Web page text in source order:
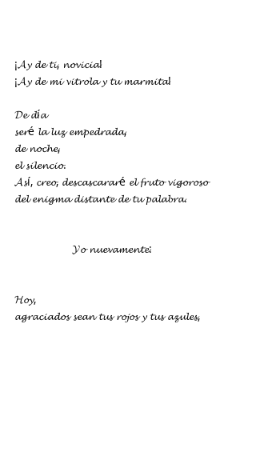
¡𝓐𝔂 𝓭𝓮 𝓽𝓲, 𝓷𝓸𝓿𝓲𝓬𝓲𝓪!
¡𝓐𝔂 𝓭𝓮 𝓶𝓲 𝓿𝓲𝓽𝓻𝓸𝓵𝓪 𝔂 𝓽𝓾 𝓶𝓪𝓻𝓶𝓲𝓽𝓪!
𝓓𝓮 𝓭í𝓪
𝓼𝓮𝓻é 𝓵𝓪 𝓵𝓾𝔃 𝓮𝓶𝓹𝓮𝓭𝓻𝓪𝓭𝓪,
𝓭𝓮 𝓷𝓸𝓬𝓱𝓮,
𝓮𝓵 𝓼𝓲𝓵𝓮𝓷𝓬𝓲𝓸.
𝓐𝓼í, 𝓬𝓻𝓮𝓸, 𝓭𝓮𝓼𝓬𝓪𝓼𝓬𝓪𝓻𝓪𝓻é 𝓮𝓵 𝓯𝓻𝓾𝓽𝓸 𝓿𝓲𝓰𝓸𝓻𝓸𝓼𝓸
𝓭𝓮𝓵 𝓮𝓷𝓲𝓰𝓶𝓪 𝓭𝓲𝓼𝓽𝓪𝓷𝓽𝓮 𝓭𝓮 𝓽𝓾 𝓹𝓪𝓵𝓪𝓫𝓻𝓪.
𝓨𝓸 𝓷𝓾𝓮𝓿𝓪𝓶𝓮𝓷𝓽𝓮:
𝓗𝓸𝔂,
𝓪𝓰𝓻𝓪𝓬𝓲𝓪𝓭𝓸𝓼 𝓼𝓮𝓪𝓷 𝓽𝓾𝓼 𝓻𝓸𝓳𝓸𝓼 𝔂 𝓽𝓾𝓼 𝓪𝔃𝓾𝓵𝓮𝓼,